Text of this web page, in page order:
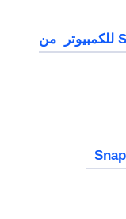
تحميل برنامج سناب شات Snapchat للكمبيوتر من